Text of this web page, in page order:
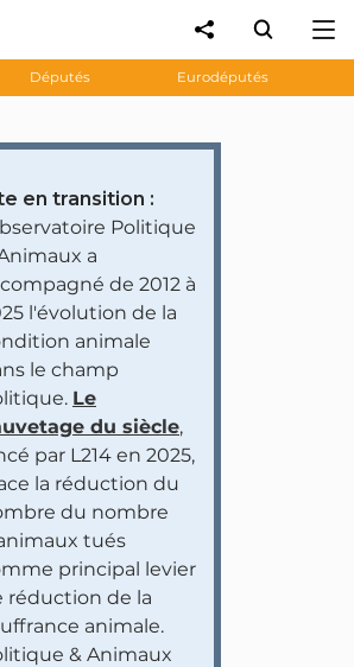
Députés Eurodéputés
en transition :
Politique
a
de 2012 à
l'évolution de la
animale
le champ
Le
du siècle,
par L214 en 2025,
la réduction du
du nombre
tués
principal levier
réduction de la
animale.
& Animaux